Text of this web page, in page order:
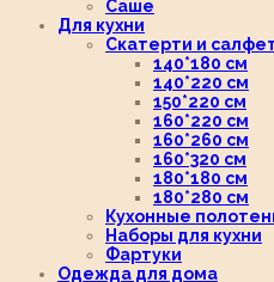
Саше
Для кухни
Скатерти и
140*180 см
140*220 см
150*220 см
160*220 см
160*260 см
160*320 см
180*180 см
180*280 см
Кухонные
Наборы для кухни
Фартуки
Одежда для дома